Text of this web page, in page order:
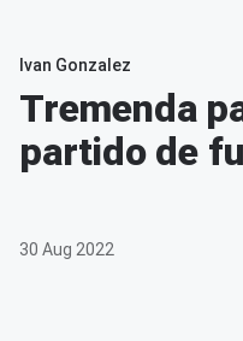
Ivan Gonzalez
Tremenda
partido de
30 Aug 2022